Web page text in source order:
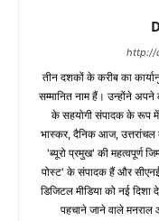
http://
तीन दशकों के करीब का
सम्मानित नाम हैं। उन्होंने
के सहयोगी संपादक के रूप में
भास्कर, दैनिक आज, उत्तरांचल
'ब्यूरो प्रमुख' की महत्वपूर्ण
पोस्ट' के संपादक हैं और
डिजिटल मीडिया को नई दिशा
पहचाने जाने वाले